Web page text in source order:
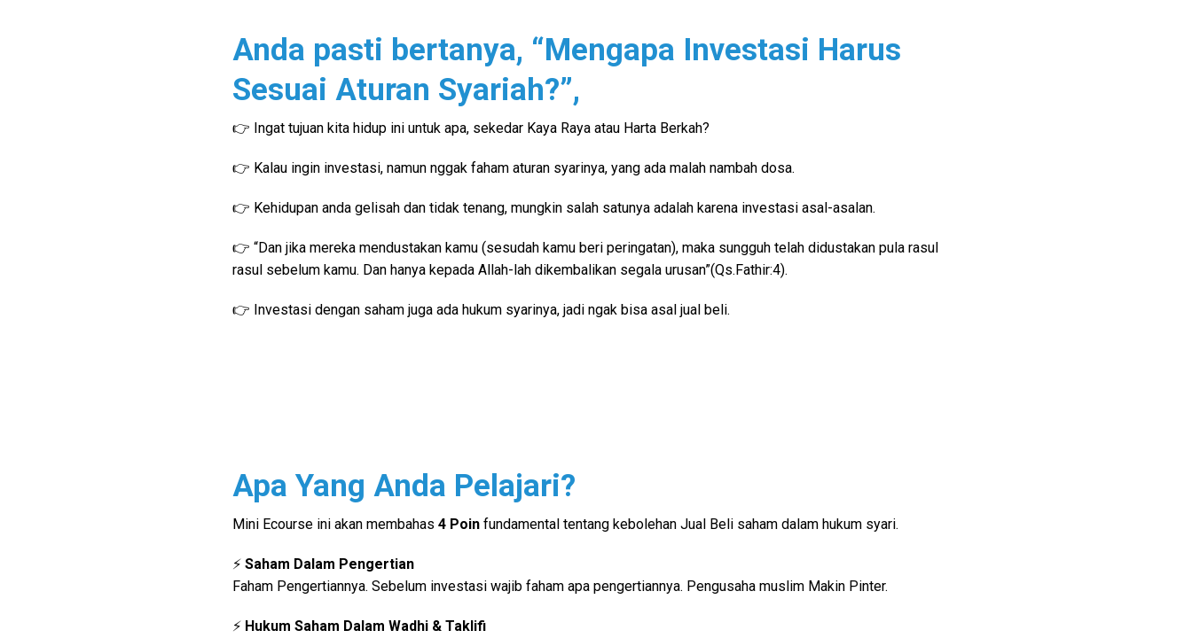
Anda pasti bertanya, “Mengapa Investasi Harus
Sesuai Aturan Syariah?”,
👉 Ingat tujuan kita hidup ini untuk apa, sekedar Kaya Raya atau Harta Berkah?
👉 Kalau ingin investasi, namun nggak faham aturan syarinya, yang ada malah nambah dosa.
👉 Kehidupan anda gelisah dan tidak tenang, mungkin salah satunya adalah karena investasi asal-asalan.
👉 “Dan jika mereka mendustakan kamu (sesudah kamu beri peringatan), maka sungguh telah didustakan pula rasul
rasul sebelum kamu. Dan hanya kepada Allah-lah dikembalikan segala urusan”(Qs.Fathir:4).
👉 Investasi dengan saham juga ada hukum syarinya, jadi ngak bisa asal jual beli.
Apa Yang Anda Pelajari?
Mini Ecourse ini akan membahas 4 Poin fundamental tentang kebolehan Jual Beli saham dalam hukum syari.
⚡ Saham Dalam Pengertian
Faham Pengertiannya. Sebelum investasi wajib faham apa pengertiannya. Pengusaha muslim Makin Pinter.
⚡ Hukum Saham Dalam Wadhi & Taklifi